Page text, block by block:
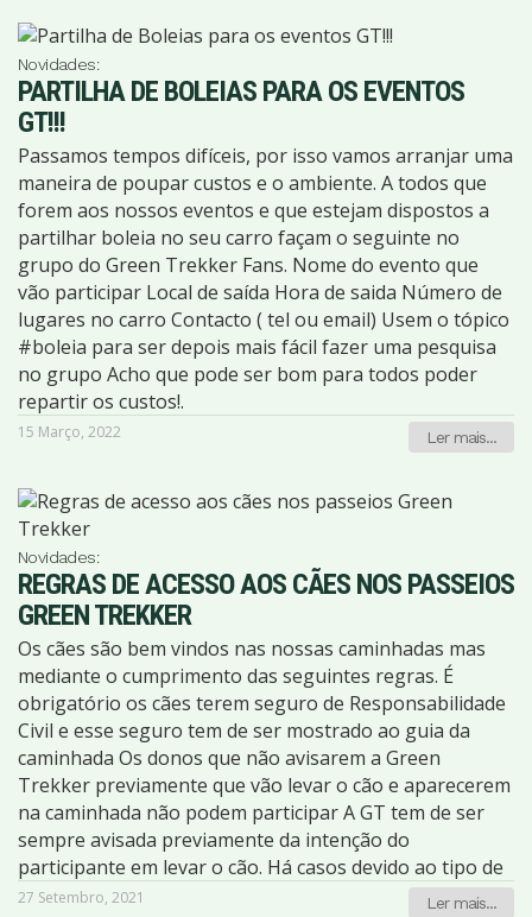
especial. Se já fez parte de alguma aventura Green
Trekker, este convite é também para si. Venha celebrar
connosco estes 60 anos, num ambiente de amizade,
natureza e boa disposição, porque os melhores
aniversários são aqueles que se vivem ao lado das
pessoas que fizeram parte da caminhada. As vagas são
limitadas. Reserve já o seu lugar e junte-se a esta
celebração muito especial!
seguido do espetáculo de fogo de artifício e da
animação da cidade. Nos dias seguintes, iremos
descobrir alguns dos trilhos mais emblemáticos da
região, caminhando pelo Monte de Santa Luzia e pela
Serra d'Arga, entre cascatas, rios, bosques, aldeias
tradicionais e miradouros de rara beleza. Será uma
oportunidade para celebrar a chegada de 2027 de uma
forma diferente, longe da confusão, desfrutando da
natureza e do ambiente de amizade que caracteriza os
eventos da Green Trekker. As vagas são limitadas e
este é um dos programas mais procurados do nosso
calendário de fim de ano. Se pretende participar, este é
o momento ideal para garantir o seu lugar e aproveitar
as condições especiais de reserva antecipada.
Novidades:
PARTILHA DE BOLEIAS PARA OS EVENTOS
GT!!!
Passamos tempos difíceis, por isso vamos arranjar uma
maneira de poupar custos e o ambiente. A todos que
forem aos nossos eventos e que estejam dispostos a
partilhar boleia no seu carro façam o seguinte no
grupo do Green Trekker Fans. Nome do evento que
vão participar Local de saída Hora de saida Número de
lugares no carro Contacto ( tel ou email) Usem o tópico
#boleia para ser depois mais fácil fazer uma pesquisa
no grupo Acho que pode ser bom para todos poder
repartir os custos!.
15 Março, 2022 Ler mais...
Novidades:
REGRAS DE ACESSO AOS CÃES NOS PASSEIOS
GREEN TREKKER
Os cães são bem vindos nas nossas caminhadas mas
mediante o cumprimento das seguintes regras. É
obrigatório os cães terem seguro de Responsabilidade
Civil e esse seguro tem de ser mostrado ao guia da
caminhada Os donos que não avisarem a Green
Trekker previamente que vão levar o cão e aparecerem
na caminhada não podem participar A GT tem de ser
sempre avisada previamente da intenção do
participante em levar o cão. Há casos devido ao tipo de
percurso que não será possível levar o animal. Só
27 Setembro, 2021 Ler mais...